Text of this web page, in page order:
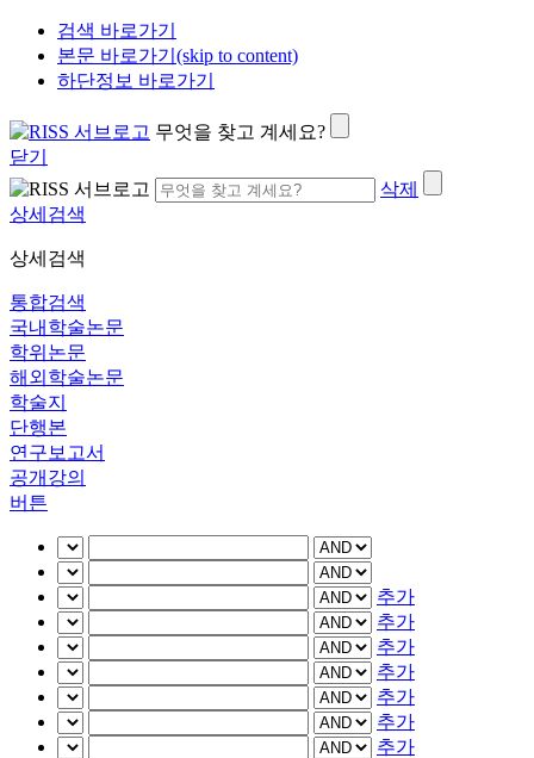
검색 바로가기
본문 바로가기(skip to content)
하단정보 바로가기
무엇을 찾고 계세요?
닫기
삭제
상세검색
상세검색
통합검색
국내학술논문
학위논문
해외학술논문
학술지
단행본
연구보고서
공개강의
버튼
추가
추가
추가
추가
추가
추가
추가